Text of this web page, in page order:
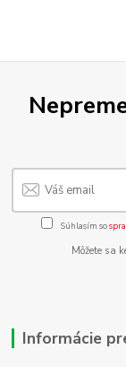
Súhlasím so
Môžete sa
Informácie